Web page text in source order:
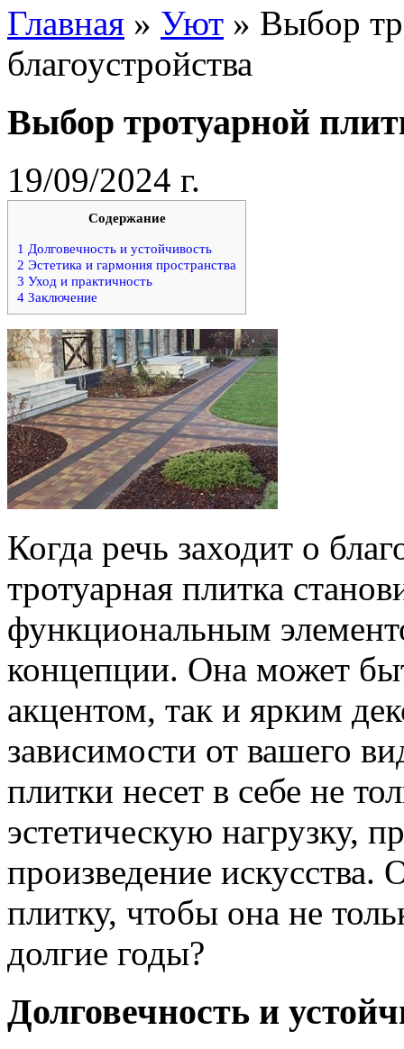
Главная » Уют » Выбор
благоустройства
Выбор тротуарной
19/09/2024 г.
Содержание
1 Долговечность и устойчивость
2 Эстетика и гармония пространства
3 Уход и практичность
4 Заключение
Когда речь заходит о
тротуарная плитка
функциональным
концепции. Она может
акцентом, так и ярким
зависимости от вашего
плитки несет в себе не
эстетическую нагрузку,
произведение искусства.
плитку, чтобы она не
долгие годы?
Долговечность и